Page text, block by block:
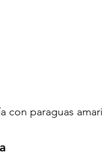
con paraguas